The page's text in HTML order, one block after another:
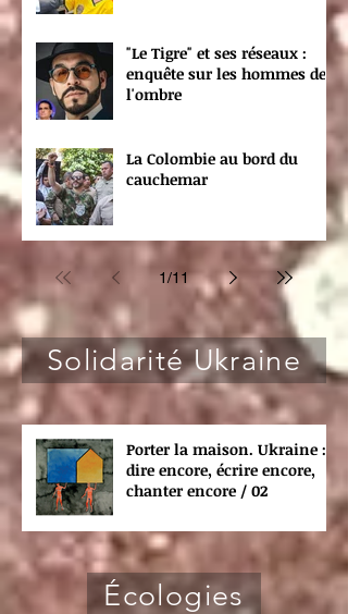
"Le Tigre" et ses réseaux :
enquête sur les hommes de
l'ombre
La Colombie au bord du
cauchemar
1/11
Solidarité Ukraine
Porter la maison. Ukraine :
dire encore, écrire encore,
chanter encore / 02
Écologies